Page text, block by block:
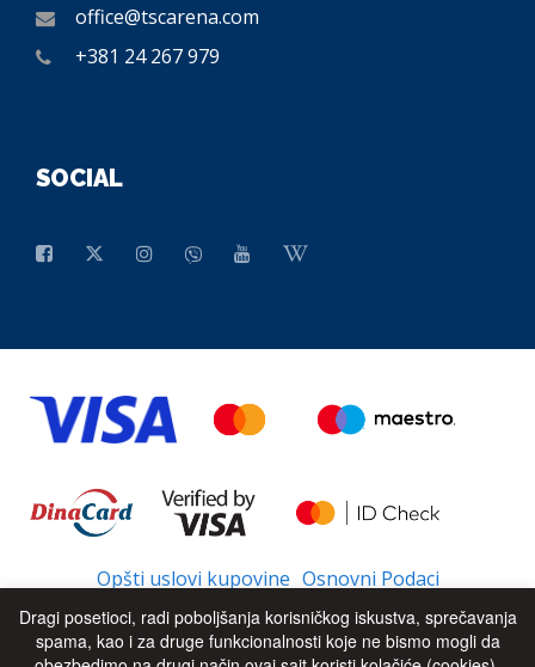
office@tscarena.com
+381 24 267 979
SOCIAL
Opšti uslovi kupovine Osnovni Podaci
Dragi posetioci, radi poboljšanja korisničkog iskustva, sprečavanja
spama, kao i za druge funkcionalnosti koje ne bismo mogli da